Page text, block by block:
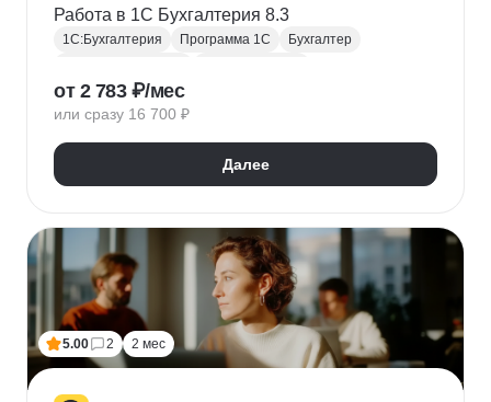
Работа в 1С Бухгалтерия 8.3
1С:Бухгалтерия Программа 1С
Бухгалтер
Финансовый учет
Налоговая отчетность
Первичная документация
от 2 783 ₽/мес
или сразу 16 700 ₽
Далее
5.00 2 2 мес